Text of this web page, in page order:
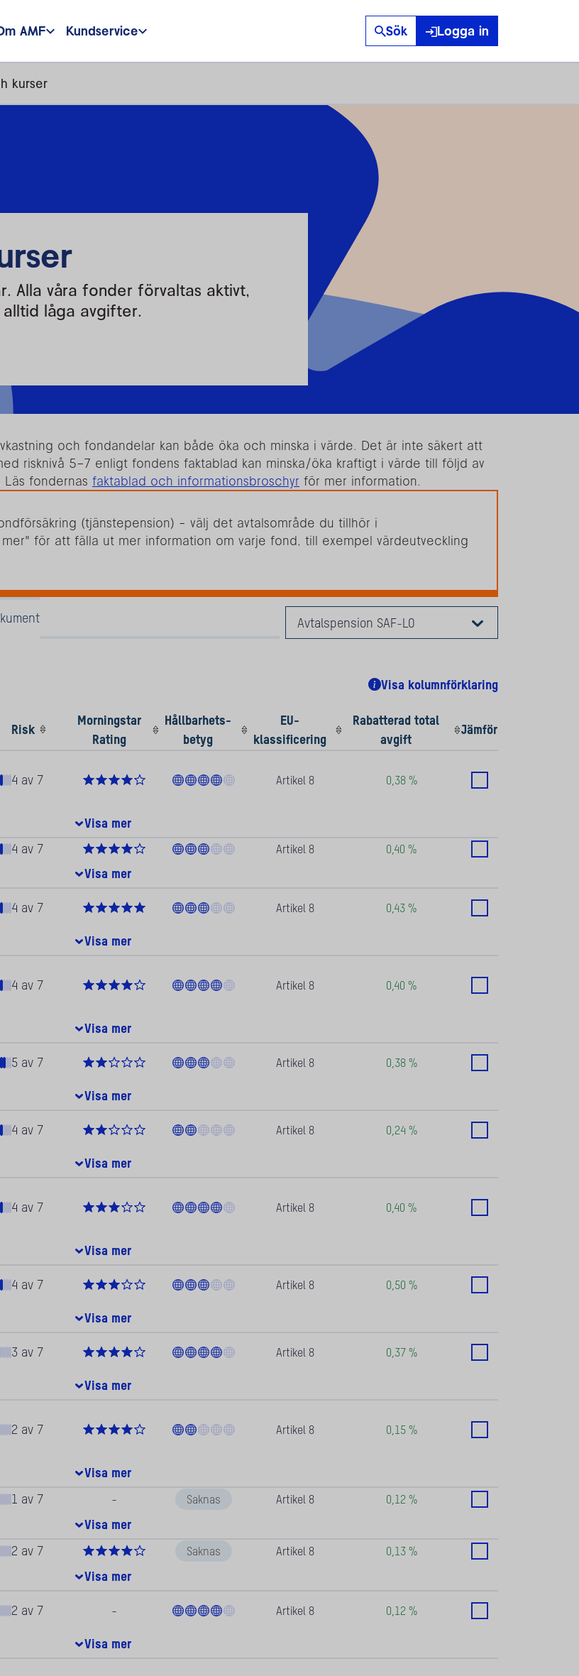
AMF Kundservice Sök Logga in
kurser
Alla våra fonder förvaltas aktivt,
låga avgifter.
och fondandelar kan både öka och minska i värde. Det är inte säkert att
risknivå 5–7 enligt fondens faktablad kan minska/öka kraftigt i värde till följd av
fondernas faktablad och informationsbroschyr för mer information.
(tjänstepension) - välj det avtalsområde du tillhör i
för att fälla ut mer information om varje fond, till exempel värdeutveckling